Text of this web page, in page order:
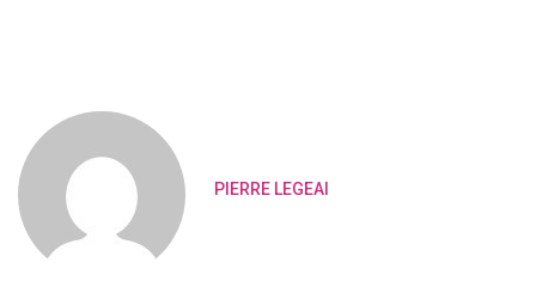
PIERRE LEGEAI